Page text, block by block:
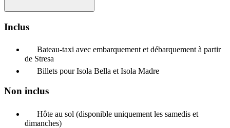
Inclus
Bateau-taxi avec embarquement et débarquement à partir
de Stresa
Billets pour Isola Bella et Isola Madre
Non inclus
Hôte au sol (disponible uniquement les samedis et
dimanches)